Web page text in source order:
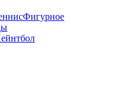
Фигурное